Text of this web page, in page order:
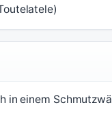
in einem